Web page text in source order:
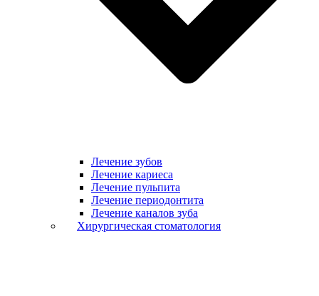
Лечение зубов
Лечение кариеса
Лечение пульпита
Лечение периодонтита
Лечение каналов зуба
Хирургическая стоматология